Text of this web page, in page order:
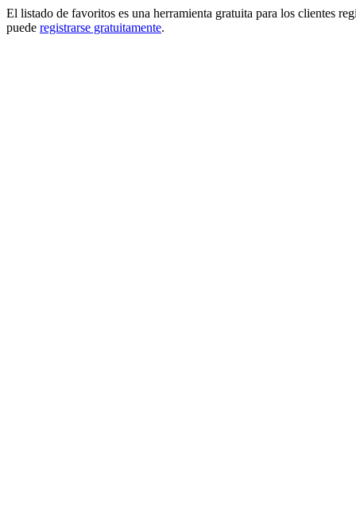
El listado de favoritos es una herramienta gratuita para los clientes
puede registrarse gratuitamente.